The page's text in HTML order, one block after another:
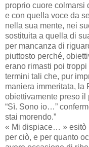
proprio cuore colmarsi
e con quella voce da
nella sua mente, nei
sostituita a quella di
per mancanza di
piuttosto perché,
erano rimasti poi
termini tali che, pur
maniera immeritata, la
obiettivamente preso il
“Sì. Sono io…”
stai morendo.”
« Mi dispiace… » esitò
per ciò, e per quanto